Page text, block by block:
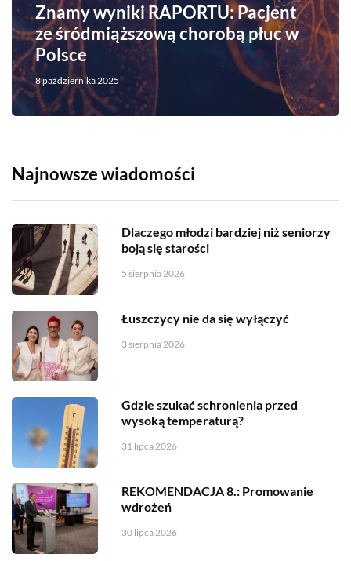
Znamy wyniki RAPORTU: Pacjent
ze śródmiąższową chorobą płuc w
Polsce
8 października 2025
Najnowsze wiadomości
Dlaczego młodzi bardziej niż seniorzy
boją się starości
5 sierpnia 2026
Łuszczycy nie da się wyłączyć
3 sierpnia 2026
Gdzie szukać schronienia przed
wysoką temperaturą?
31 lipca 2026
REKOMENDACJA 8.: Promowanie
wdrożeń
30 lipca 2026